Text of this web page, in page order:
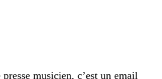
musicien, c’est un email